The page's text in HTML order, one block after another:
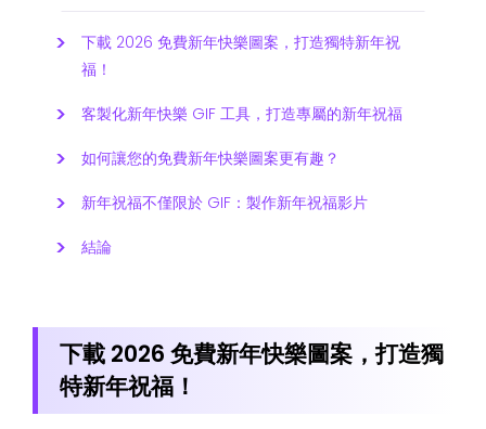
下載 2026 免費新年快樂圖案，打造獨特新年祝
福！
客製化新年快樂 GIF 工具，打造專屬的新年祝福
如何讓您的免費新年快樂圖案更有趣？
新年祝福不僅限於 GIF：製作新年祝福影片
結論
下載 2026 免費新年快樂圖案，打造獨
特新年祝福！